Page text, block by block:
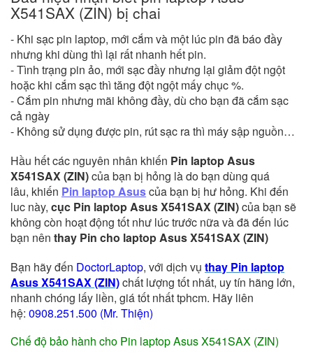
X541SAX (ZIN) bị chai
- Khi sạc pin laptop, mới cắm và một lúc pin đã báo đầy
nhưng khi dùng thì lại rất nhanh hết pin.
- Tình trạng pin ảo, mới sạc đầy nhưng lại giảm đột ngột
hoặc khi cắm sạc thì tăng đột ngột mấy chục %.
- Cắm pin nhưng mãi không đầy, dù cho bạn đã cắm sạc
cả ngày
- Không sử dụng được pin, rút sạc ra thì máy sập nguồn…
Hầu hết các nguyên nhân khiến Pin laptop Asus
X541SAX (ZIN)của bạn bị hỏng là do bạn dùng quá
lâu, khiến Pin laptop Asuscủa bạn bị hư hỏng. Khi đến
luc này, cục Pin laptop Asus X541SAX (ZIN)của bạn sẽ
không còn hoạt động tốt như lúc trước nữa và đã đến lúc
bạn nên thay Pin cho laptop Asus X541SAX (ZIN)
Bạn hãy đến DoctorLaptop, với dịch vụ thay Pin laptop
Asus X541SAX (ZIN)chất lượng tốt nhất, uy tín hãng lớn,
nhanh chóng lấy liền, giá tốt nhất tphcm. Hãy liên
hệ: 0908.251.500 (Mr. Thiện)
Chế độ bảo hành cho Pin laptop Asus X541SAX (ZIN)